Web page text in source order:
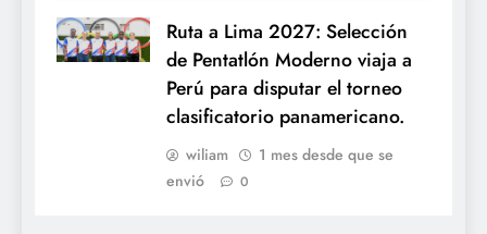
Ruta a Lima 2027: Selección
de Pentatlón Moderno viaja a
Perú para disputar el torneo
clasificatorio panamericano.
wiliam
1 mes desde que se
envió
0